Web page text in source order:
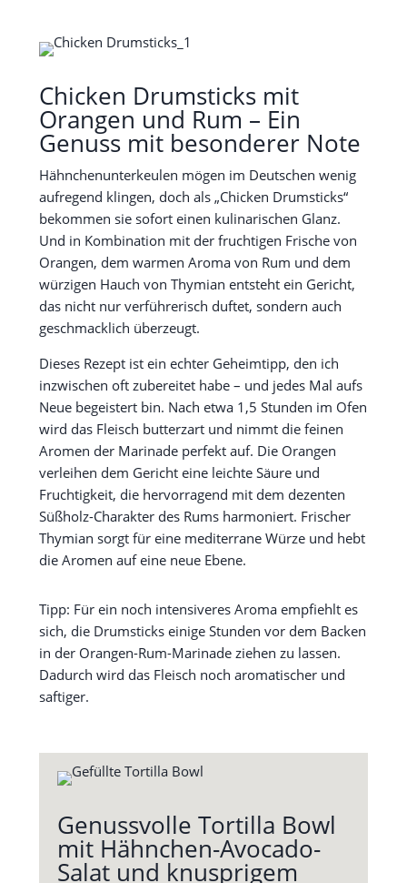
Chicken Drumsticks mit
Orangen und Rum – Ein
Genuss mit besonderer Note
Hähnchenunterkeulen mögen im Deutschen wenig
aufregend klingen, doch als „Chicken Drumsticks“
bekommen sie sofort einen kulinarischen Glanz.
Und in Kombination mit der fruchtigen Frische von
Orangen, dem warmen Aroma von Rum und dem
würzigen Hauch von Thymian entsteht ein Gericht,
das nicht nur verführerisch duftet, sondern auch
geschmacklich überzeugt.
Dieses Rezept ist ein echter Geheimtipp, den ich
inzwischen oft zubereitet habe – und jedes Mal aufs
Neue begeistert bin. Nach etwa 1,5 Stunden im Ofen
wird das Fleisch butterzart und nimmt die feinen
Aromen der Marinade perfekt auf. Die Orangen
verleihen dem Gericht eine leichte Säure und
Fruchtigkeit, die hervorragend mit dem dezenten
Süßholz-Charakter des Rums harmoniert. Frischer
Thymian sorgt für eine mediterrane Würze und hebt
die Aromen auf eine neue Ebene.
Tipp: Für ein noch intensiveres Aroma empfiehlt es
sich, die Drumsticks einige Stunden vor dem Backen
in der Orangen-Rum-Marinade ziehen zu lassen.
Dadurch wird das Fleisch noch aromatischer und
saftiger.
Genussvolle Tortilla Bowl
mit Hähnchen-Avocado-
Salat und knusprigem